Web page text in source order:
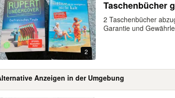
2
Taschenbücher
2 Taschenbücher
Garantie und
Anzeigen in der Umgebung